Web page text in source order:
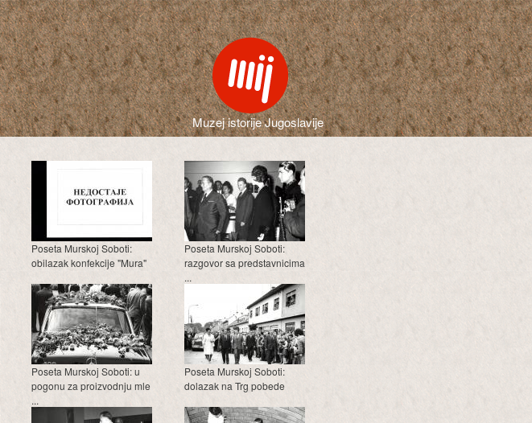
Muzej istorije Jugoslavije
Poseta Murskoj Soboti:
obilazak konfekcije "Mura"
Poseta Murskoj Soboti:
razgovor sa predstavnicima
...
Poseta Murskoj Soboti: u
pogonu za proizvodnju mle
...
Poseta Murskoj Soboti:
dolazak na Trg pobede